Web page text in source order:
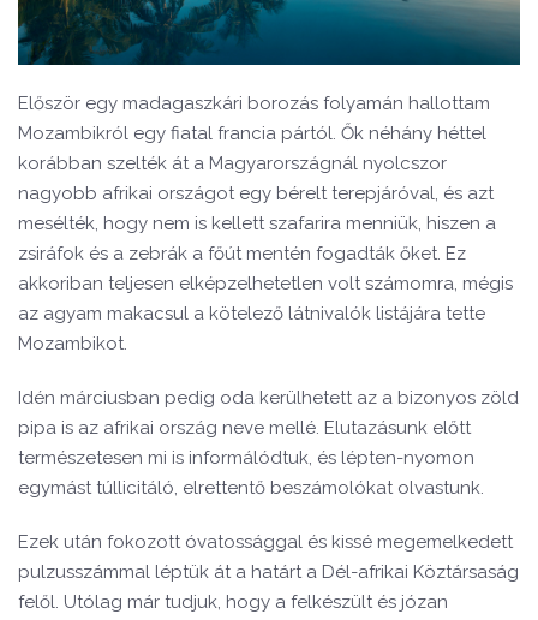
Először egy madagaszkári borozás folyamán hallottam
Mozambikról egy fiatal francia pártól. Ők néhány héttel
korábban szelték át a Magyarországnál nyolcszor
nagyobb afrikai országot egy bérelt terepjáróval, és azt
mesélték, hogy nem is kellett szafarira menniük, hiszen a
zsiráfok és a zebrák a főút mentén fogadták őket. Ez
akkoriban teljesen elképzelhetetlen volt számomra, mégis
az agyam makacsul a kötelező látnivalók listájára tette
Mozambikot.
Idén márciusban pedig oda kerülhetett az a bizonyos zöld
pipa is az afrikai ország neve mellé. Elutazásunk előtt
természetesen mi is informálódtuk, és lépten-nyomon
egymást túllicitáló, elrettentő beszámolókat olvastunk.
Ezek után fokozott óvatossággal és kissé megemelkedett
pulzusszámmal léptük át a határt a Dél-afrikai Köztársaság
felől. Utólag már tudjuk, hogy a felkészült és józan